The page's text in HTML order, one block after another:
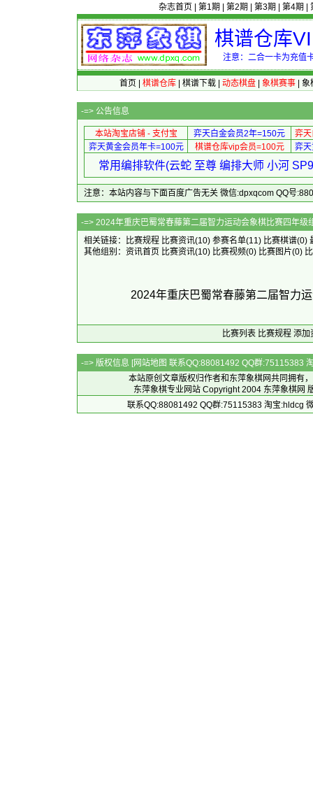
杂志首页 第1期 第2期 第3期 第4期
棋谱仓库
注意：二合一卡为充值
首页 棋谱仓库| 棋谱下载| 动态棋盘| 象棋赛事| 象
-=> 公告信息
本站淘宝店铺 - 支付宝 弈天白金会员2年=150元
弈
弈天黄金会员年卡=100元
棋谱仓库vip会员=100元 弈
常用编排软件(云蛇 至尊 编排大师 小河
注意：本站内容与下面百度广告无关 微信:dpxqcom QQ号
-=> 2024年重庆巴蜀常春藤第二届智力运动会象棋
相关链接：
比赛规程 比赛资讯(10) 参赛名单(11) 比赛棋谱(0)
其他组别： 资讯首页 比赛资讯(10) 比赛视频(0) 比赛图片(0)
2024年重庆巴蜀常春藤第二届智力
比赛列表 比赛规程 添加
-=> 版权信息 [网站地图 联系QQ:88081492 QQ群:75115383
本站原创文章版权归作者和 东萍象棋网共同拥有
东萍象棋专业网站 Copyright 2004 东萍象棋网
联系QQ:88081492 QQ群:75115383 淘宝:hldcg